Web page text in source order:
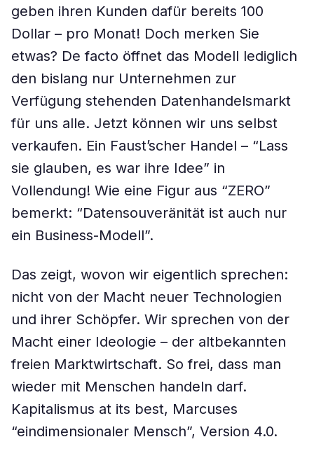
geben ihren Kunden dafür bereits 100
Dollar – pro Monat! Doch merken Sie
etwas? De facto öffnet das Modell lediglich
den bislang nur Unternehmen zur
Verfügung stehenden Datenhandelsmarkt
für uns alle. Jetzt können wir uns selbst
verkaufen. Ein Faust’scher Handel – “Lass
sie glauben, es war ihre Idee” in
Vollendung! Wie eine Figur aus “ZERO”
bemerkt: “Datensouveränität ist auch nur
ein Business-Modell”.
Das zeigt, wovon wir eigentlich sprechen:
nicht von der Macht neuer Technologien
und ihrer Schöpfer. Wir sprechen von der
Macht einer Ideologie – der altbekannten
freien Marktwirtschaft. So frei, dass man
wieder mit Menschen handeln darf.
Kapitalismus at its best, Marcuses
“eindimensionaler Mensch”, Version 4.0.